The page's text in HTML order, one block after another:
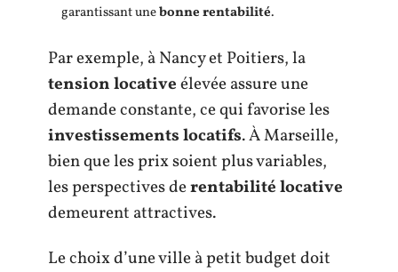
garantissant unebonne rentabilité.
Par exemple, à Nancy et Poitiers, la
tension locativeélevée assure une
demande constante, ce qui favorise les
investissements locatifs. À Marseille,
bien que les prix soient plus variables,
les perspectives derentabilité locative
demeurent attractives.
Le choix d’une ville à petit budget doit